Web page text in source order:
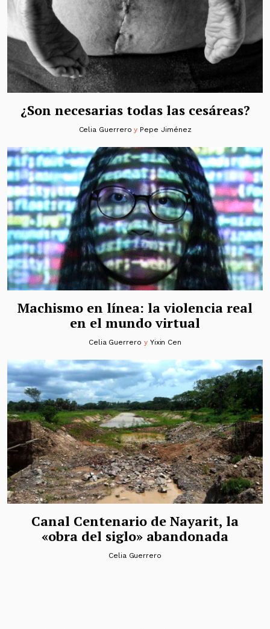
¿Son necesarias todas las cesáreas?
Celia Guerrero y Pepe Jiménez
Machismo en línea: la violencia real
en el mundo virtual
Celia Guerrero y Yixin Cen
Canal Centenario de Nayarit, la
«obra del siglo» abandonada
Celia Guerrero